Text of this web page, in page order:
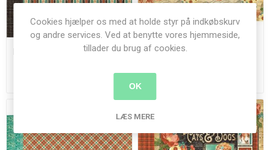
Playful Pals - Raining Cats &
Precious Pets - Raining
Cookies hjælper os med at holde styr på indkøbskurv
og andre services. Ved at benytte vores hjemmeside,
tillader du brug af cookies.
OK
LÆS MERE